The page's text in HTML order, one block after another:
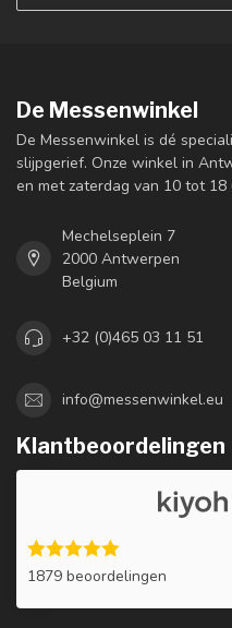
De Messenwinkel
De Messenwinkel is dé
slijpgerief. Onze winkel in
en met zaterdag van 10 tot 18
Mechelseplein 7
2000 Antwerpen
Belgium
+32 (0)465 03 11 51
info@messenwinkel.eu
Klantbeoordelingen
1879 beoordelingen